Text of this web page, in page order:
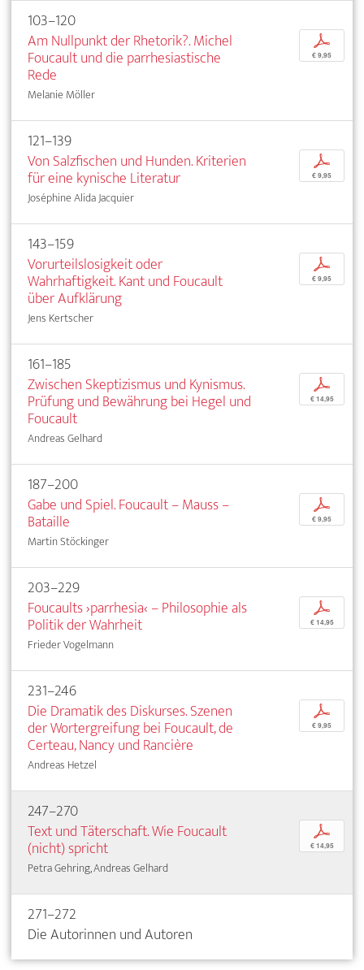
103–120
Am Nullpunkt der Rhetorik?. Michel
Foucault und die parrhesiastische
Rede
Melanie Möller
p
€ 9,95
121–139
Von Salzfischen und Hunden. Kriterien
für eine kynische Literatur
Joséphine Alida Jacquier
p
€ 9,95
143–159
Vorurteilslosigkeit oder
Wahrhaftigkeit. Kant und Foucault
über Aufklärung
Jens Kertscher
p
€ 9,95
161–185
Zwischen Skeptizismus und Kynismus.
Prüfung und Bewährung bei Hegel und
Foucault
Andreas Gelhard
p
€ 14,95
187–200
Gabe und Spiel. Foucault – Mauss –
Bataille
Martin Stöckinger
p
€ 9,95
203–229
Foucaults ›parrhesia‹ – Philosophie als
Politik der Wahrheit
Frieder Vogelmann
p
€ 14,95
231–246
Die Dramatik des Diskurses. Szenen
der Wortergreifung bei Foucault, de
Certeau, Nancy und Rancière
Andreas Hetzel
p
€ 9,95
247–270
Text und Täterschaft. Wie Foucault
(nicht) spricht
Petra Gehring, Andreas Gelhard
p
€ 14,95
271–272
Die Autorinnen und Autoren